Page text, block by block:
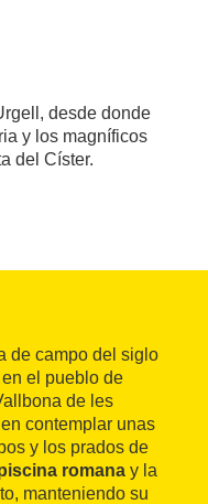
desde donde
y los magníficos
del Císter.
de campo del siglo
el pueblo de
de les
contemplar unas
y los prados de
romana y la
manteniendo su